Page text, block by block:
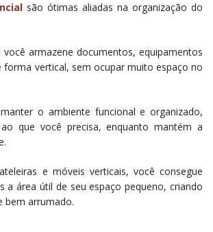
são ótimas aliadas na organização do
você armazene documentos, equipamentos
forma vertical, sem ocupar muito espaço no
o ambiente funcional e organizado,
que você precisa, enquanto mantém a
e móveis verticais, você consegue
a área útil de seu espaço pequeno, criando
bem arrumado.